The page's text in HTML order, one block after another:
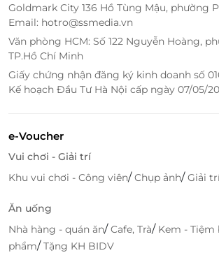
Hành trình đêm – Ngắm Huế
nước
Giờ khởi hành: 17:30
Kết thúc hành trình: 20:00
Địa điểm đón – trả: Nghinh
Lộ trình thuyền chạy: Nghinh
Dã Viên – Cầu Nguyễn Hoàng –
Làng Kim Long – Chùa Thiên
Goldmark City 136 Hồ Tùng Mậu, phường
Email: hotro@ssmedia.vn
Văn phòng HCM: Số 122 Nguyễn Hoàng,
TP.Hồ Chí Minh
Giấy chứng nhận đăng ký kinh doanh số
Kế hoạch Đầu Tư Hà Nội cấp ngày 07/05/
e-Voucher
Vui chơi - Giải trí
Khu vui chơi - Công viên/Chụp ảnh/Giải
Ăn uống
Nhà hàng - quán ăn/Cafe, Trà/ Kem - Tiệm
phẩm/Tặng KH BIDV